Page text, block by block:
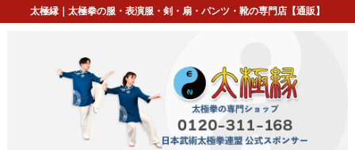
太極縁｜太極拳の服・表演服・剣・扇・パンツ・靴の専門店【通販】